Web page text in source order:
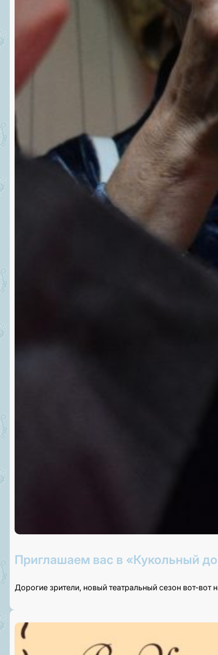
Приглашаем вас в «Кукольный
Дорогие зрители, новый театральный сезон вот-вот